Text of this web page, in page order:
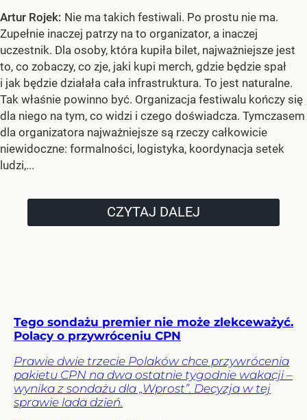
Artur Rojek: Nie ma takich festiwali. Po prostu nie ma.
Zupełnie inaczej patrzy na to organizator, a inaczej
uczestnik. Dla osoby, która kupiła bilet, najważniejsze jest
to, co zobaczy, co zje, jaki kupi merch, gdzie będzie spał
i jak będzie działała cała infrastruktura. To jest naturalne.
Tak właśnie powinno być. Organizacja festiwalu kończy się
dla niego na tym, co widzi i czego doświadcza. Tymczasem
dla organizatora najważniejsze są rzeczy całkowicie
niewidoczne: formalności, logistyka, koordynacja setek
ludzi,...
CZYTAJ DALEJ
Tego sondażu premier nie może zlekceważyć.
Polacy o przywróceniu CPN
Prawie dwie trzecie Polaków chce przywrócenia
pakietu CPN na dwa ostatnie tygodnie wakacji –
wynika z sondażu dla „Wprost”. Decyzja w tej
sprawie lada dzień.